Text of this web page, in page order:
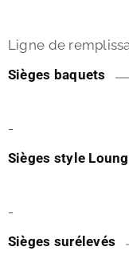
Ligne de
Sièges baquets
-
Sièges style
-
Sièges surélevés